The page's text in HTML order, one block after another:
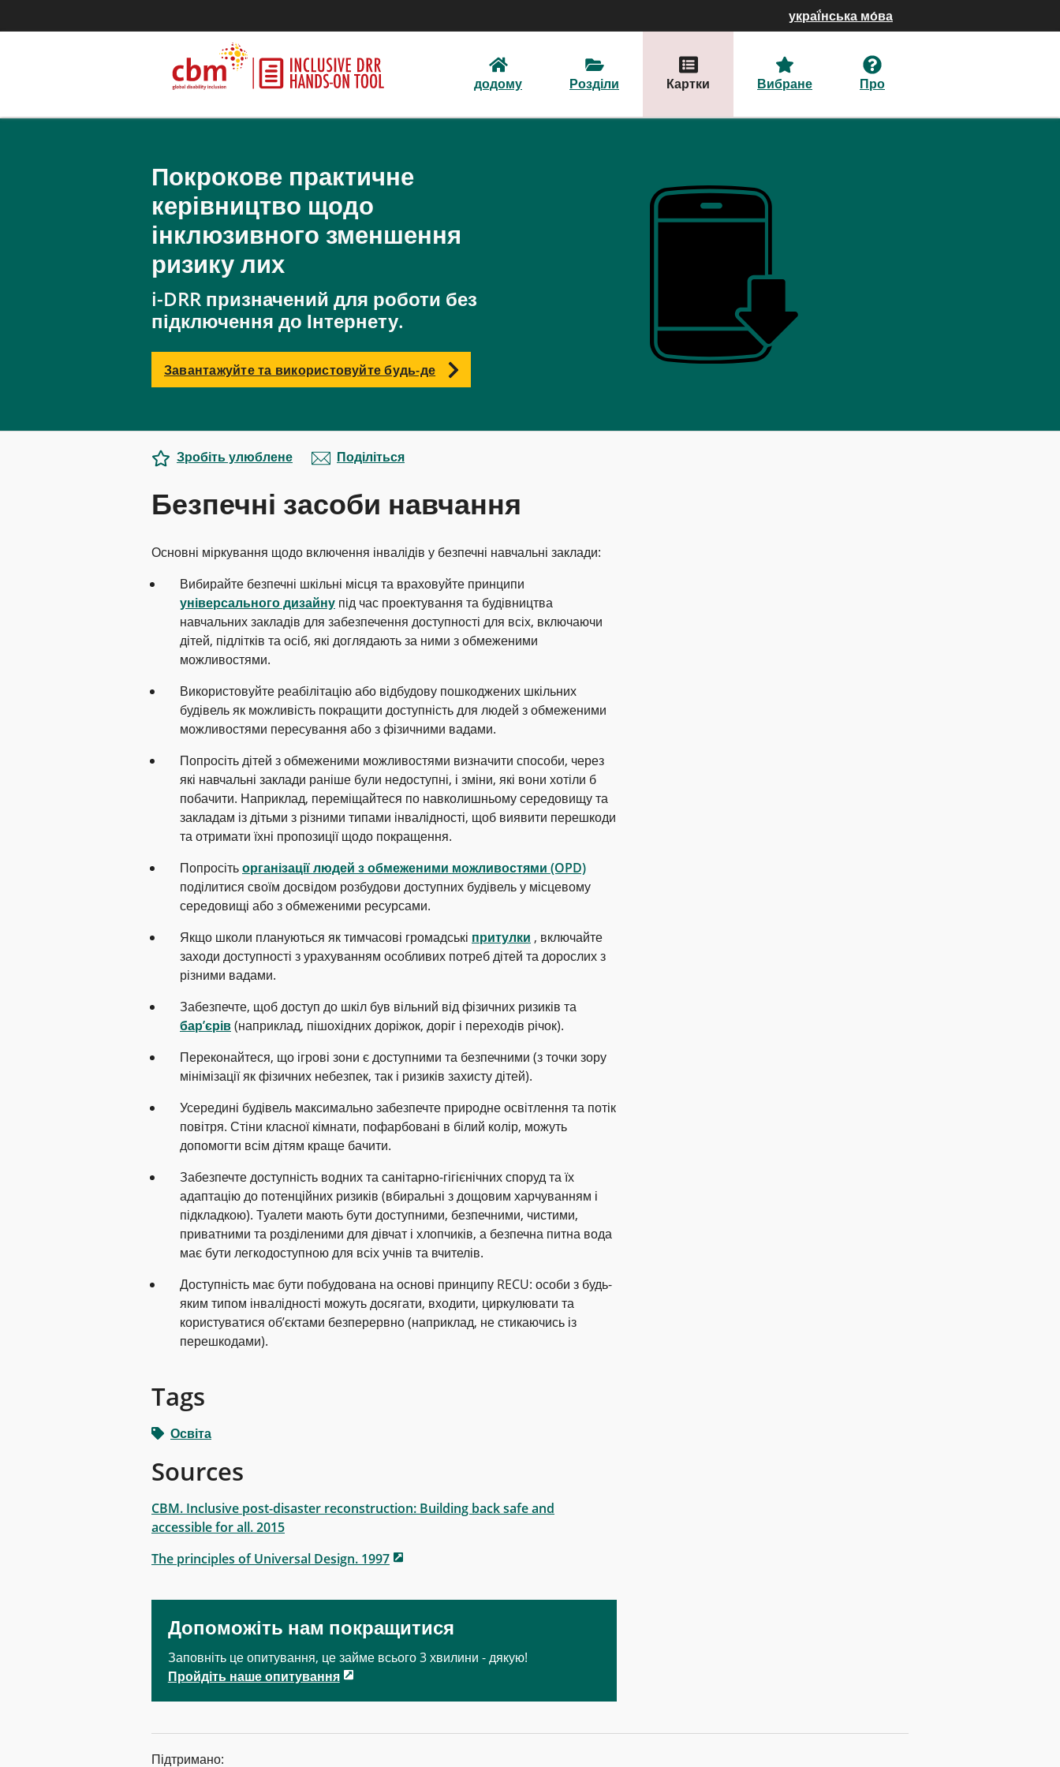
додому Розділи Картки Вибране Про
Покрокове практичне
керівництво щодо
інклюзивного зменшення
ризику лих
i-DRR призначений для роботи без
підключення до Інтернету.
Завантажуйте та використовуйте будь-де
украї́нська мо́ва
Безпечні засоби навчання
Зробіть улюблене Поділіться
Основні міркування щодо включення інвалідів у безпечні навчальні заклади:
Вибирайте безпечні шкільні місця та враховуйте принципи
універсального дизайну під час проектування та будівництва
навчальних закладів для забезпечення доступності для всіх, включаючи
дітей, підлітків та осіб, які доглядають за ними з обмеженими
можливостями.
Використовуйте реабілітацію або відбудову пошкоджених шкільних
будівель як можливість покращити доступність для людей з обмеженими
можливостями пересування або з фізичними вадами.
Попросіть дітей з обмеженими можливостями визначити способи, через
які навчальні заклади раніше були недоступні, і зміни, які вони хотіли б
побачити. Наприклад, переміщайтеся по навколишньому середовищу та
закладам із дітьми з різними типами інвалідності, щоб виявити перешкоди
та отримати їхні пропозиції щодо покращення.
Попросітьорганізації людей з обмеженими можливостями (OPD)
поділитися своїм досвідом розбудови доступних будівель у місцевому
середовищі або з обмеженими ресурсами.
Якщо школи плануються як тимчасові громадські притулки , включайте
заходи доступності з урахуванням особливих потреб дітей та дорослих з
різними вадами.
Забезпечте, щоб доступ до шкіл був вільний від фізичних ризиків та
бар’єрів(наприклад, пішохідних доріжок, доріг і переходів річок).
Переконайтеся, що ігрові зони є доступними та безпечними (з точки зору
мінімізації як фізичних небезпек, так і ризиків захисту дітей).
Усередині будівель максимально забезпечте природне освітлення та потік
повітря. Стіни класної кімнати, пофарбовані в білий колір, можуть
допомогти всім дітям краще бачити.
Забезпечте доступність водних та санітарно-гігієнічних споруд та їх
адаптацію до потенційних ризиків (вбиральні з дощовим харчуванням і
підкладкою). Туалети мають бути доступними, безпечними, чистими,
приватними та розділеними для дівчат і хлопчиків, а безпечна питна вода
має бути легкодоступною для всіх учнів та вчителів.
Доступність має бути побудована на основі принципу RECU: особи з будь-
яким типом інвалідності можуть досягати, входити, циркулювати та
користуватися об’єктами безперервно (наприклад, не стикаючись із
перешкодами).
Tags
Освіта
Sources
CBM. Inclusive post-disaster reconstruction: Building back safe and
accessible for all. 2015
The principles of Universal Design. 1997
Допоможіть нам покращитися
Заповніть це опитування, це займе всього 3 хвилини - дякую!
Пройдіть наше опитування
Підтримано: